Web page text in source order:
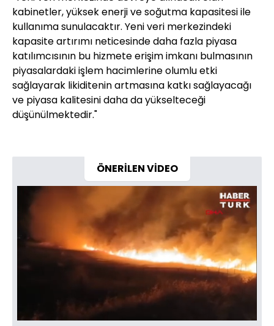
kabinetler, yüksek enerji ve soğutma kapasitesi ile
kullanıma sunulacaktır. Yeni veri merkezindeki
kapasite artırımı neticesinde daha fazla piyasa
katılımcısının bu hizmete erişim imkanı bulmasının
piyasalardaki işlem hacimlerine olumlu etki
sağlayarak likiditenin artmasına katkı sağlayacağı
ve piyasa kalitesini daha da yükselteceği
düşünülmektedir."
ÖNERİLEN VİDEO
Aç
Hızı